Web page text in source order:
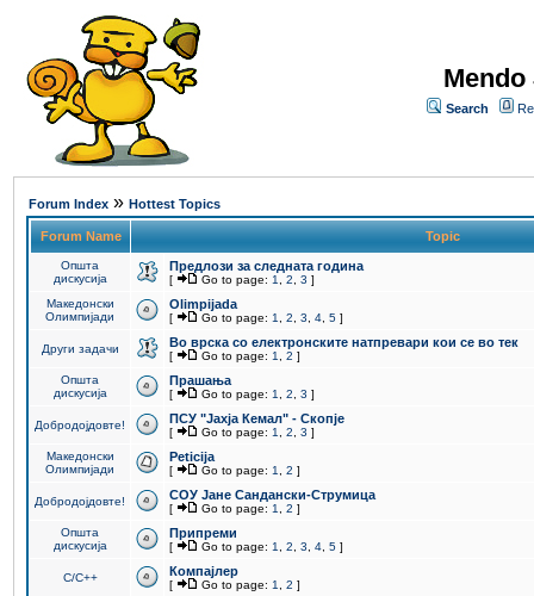
Search
Forum Index » Hottest Topics
Forum Name Topic
Општа
дискусија
Предлози за следната година
[ Go to page: 1 2 3 ]
Македонски
Олимпијади
Olimpijada
[ Go to page: 1 2 3 4 5 ]
Други задачи Во врска со електронските натпревари кои се во тек
[ Go to page: 1 2 ]
Општа
дискусија
Прашања
[ Go to page: 1 2 3 ]
Добродојдовте! ПCУ "Јахја Кемал" - Скопје
[ Go to page: 1 2 3 ]
Македонски
Олимпијади
Peticija
[ Go to page: 1 2 ]
Добродојдовте! СОУ Јане Сандански-Струмица
[ Go to page: 1 2 ]
Општа
дискусија
Припреми
[ Go to page: 1 2 3 4 5 ]
C/C++ Компајлер
[ Go to page: 1 2 ]